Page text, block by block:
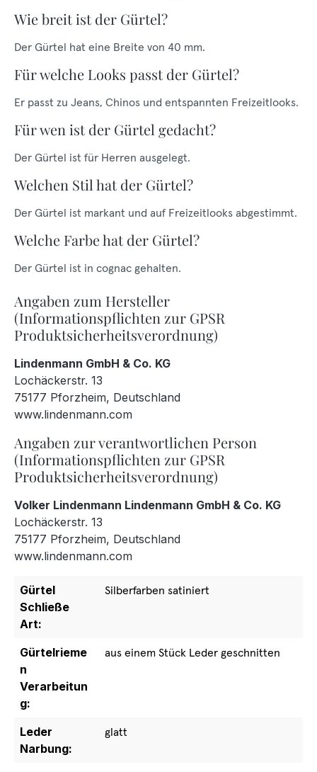
Wie breit ist der Gürtel?
Der Gürtel hat eine Breite von 40 mm.
Für welche Looks passt der Gürtel?
Er passt zu Jeans, Chinos und entspannten Freizeitlooks.
Für wen ist der Gürtel gedacht?
Der Gürtel ist für Herren ausgelegt.
Welchen Stil hat der Gürtel?
Der Gürtel ist markant und auf Freizeitlooks abgestimmt.
Welche Farbe hat der Gürtel?
Der Gürtel ist in cognac gehalten.
Angaben zum Hersteller
(Informationspflichten zur GPSR
Produktsicherheitsverordnung)
Lindenmann GmbH & Co. KG
Lochäckerstr. 13
75177 Pforzheim, Deutschland
www.lindenmann.com
Angaben zur verantwortlichen Person
(Informationspflichten zur GPSR
Produktsicherheitsverordnung)
Volker Lindenmann Lindenmann GmbH & Co. KG
Lochäckerstr. 13
75177 Pforzheim, Deutschland
www.lindenmann.com
Gürtel
Schließe
Art:
Silberfarben satiniert
Gürtelrieme
n
Verarbeitun
g:
aus einem Stück Leder geschnitten
Leder
Narbung:
glatt